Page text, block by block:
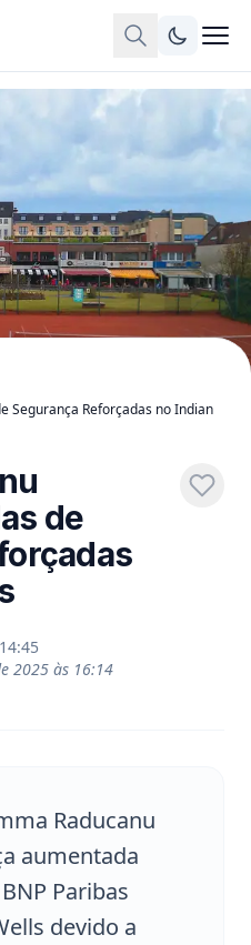
Segurança Reforçadas no Indian
de
2025 às 16:14
Raducanu
aumentada
Paribas
devido a